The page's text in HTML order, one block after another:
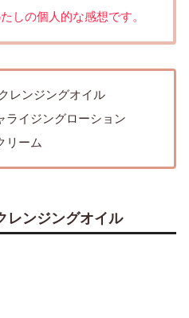
しの個人的な感想です。
レンジングオイル
ライジングローション
リーム
レンジングオイル